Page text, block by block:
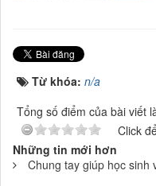
Từ khóa: n/a
Tổng số điểm của bài viết
Click
Những tin mới hơn
Chung tay giúp học sinh